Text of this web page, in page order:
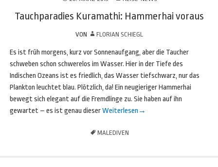
Tauchparadies Kuramathi: Hammerhai voraus
VON FLORIAN SCHIEGL
Es ist früh morgens, kurz vor Sonnenaufgang, aber die Taucher
schweben schon schwerelos im Wasser. Hier in der Tiefe des
Indischen Ozeans ist es friedlich, das Wasser tiefschwarz, nur das
Plankton leuchtet blau. Plötzlich, da! Ein neugieriger Hammerhai
bewegt sich elegant auf die Fremdlinge zu. Sie haben auf ihn
gewartet – es ist genau dieserWeiterlesen →
MALEDIVEN